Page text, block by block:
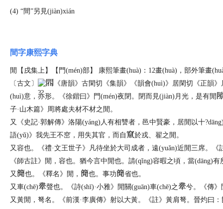
(4) “間”另見(jiàn)xián
間字康熙字典
閒【戌集上】【門(mén)部】 康熙筆畫(huà)：12畫(huà)，部外筆畫
〔古文〕
《唐韻》古閑切《集韻》《韻會(huì)》居閑切《正韻
(huì)意，亦形。《徐鍇曰》門(mén)夜閉。閉而見(jiàn)月光，是有閒
子·山木篇》周將處夫材不材之閒。
又
《史記·郭解傳》洛陽(yáng)人有相讐者，邑中賢豪，居閒以十
語(yǔ)》我先王不窋，用失其官，而自
於戎、翟之閒。
又容也。《禮·文王世子》凡待坐於大司成者，遠(yuǎn)近閒三席。
《師古註》閒，容也。猶今言中閒也。請(qǐng)容暇之頃，當(dāng)有
又
也。《釋名》閒， 也。事功
省也。
又車(chē) 聲也。《詩(shī)·小雅》閒關(guān)車(chē)之
兮。《傳》
又黃閒，弩名。《前漢·李廣傳》射以大黃。《註》黃肩弩。晉灼曰